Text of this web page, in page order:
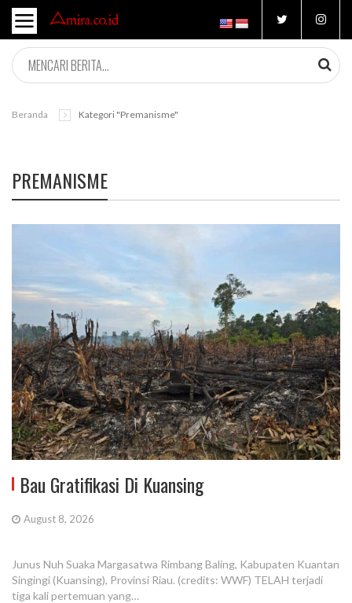
Beranda Kategori "premanisme"
PREMANISME
Bau Gratifikasi Di Kuansing
August 8, 2026
Junus Nuh Suaka Margasatwa Rimbang Baling, Kabupaten Kuantan
Singingi (Kuansing), Provinsi Riau. (credits: WWF) TELAH terjadi
tiga kali pertemuan yang…